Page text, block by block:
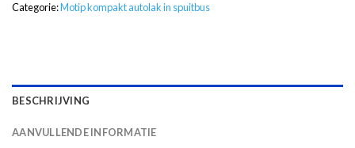
Categorie:Motip kompakt autolak in spuitbus
BESCHRIJVING
AANVULLENDE INFORMATIE